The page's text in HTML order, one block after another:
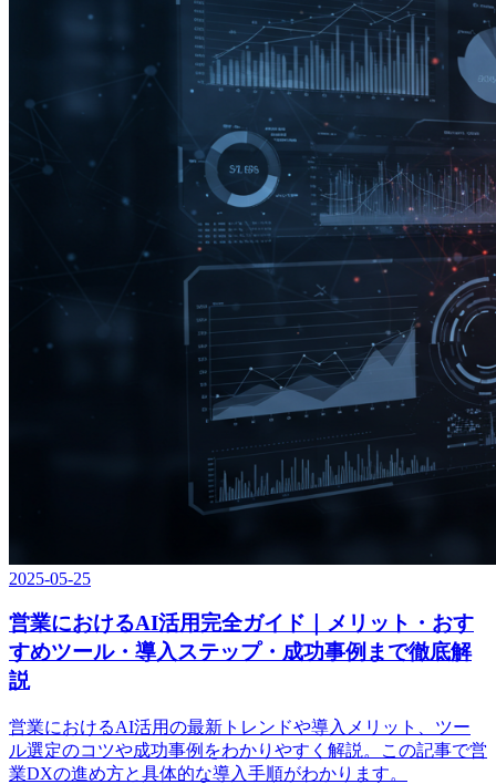
2025-05-25
営業におけるAI活用完全ガイド｜メリット・おす
すめツール・導入ステップ・成功事例まで徹底解
説
営業におけるAI活用の最新トレンドや導入メリット、ツー
ル選定のコツや成功事例をわかりやすく解説。この記事で営
業DXの進め方と具体的な導入手順がわかります。